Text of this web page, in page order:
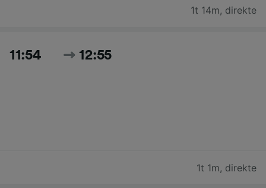
1t 14m, direkte
11:54 12:55
1t 1m, direkte